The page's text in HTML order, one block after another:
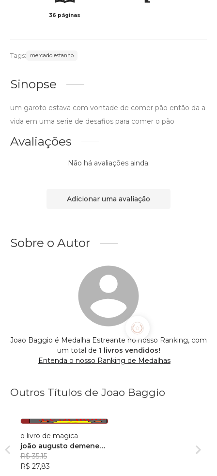
36 páginas
Tags: mercado estanho
Sinopse
um garoto estava com vontade de comer pão então da a
vida em uma serie de desafios para comer o pão
Avaliações
Não há avaliações ainda.
Adicionar uma avaliação
Sobre o Autor
Joao Baggio é Medalha Estreante no nosso Ranking, com
um total de 1 livros vendidos!
Entenda o nosso Ranking de Medalhas
Outros Títulos de Joao Baggio
o livro de magica
joão augusto demeneck
baggio
R$ 35,15
R$ 27,83